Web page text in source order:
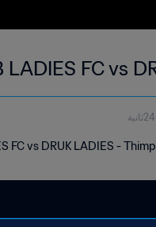
LADIES FC vs
FC vs DRUK LADIES -